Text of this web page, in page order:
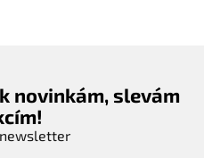
novinkám, slevám